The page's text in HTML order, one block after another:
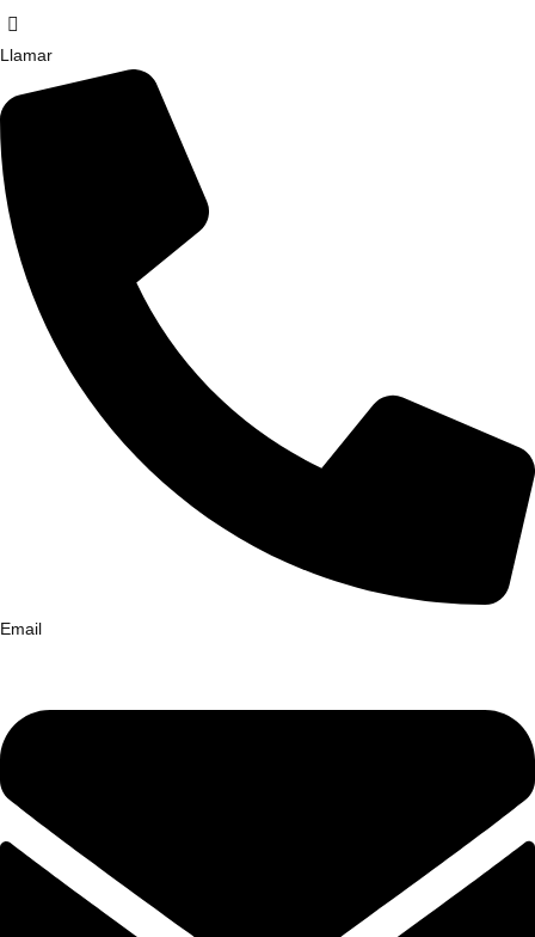
Llamar
Email